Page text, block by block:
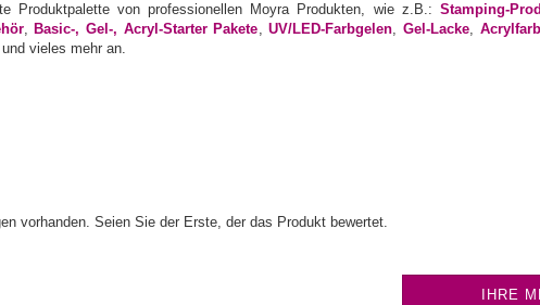
Produktpalette von professionellen Moyra Produkten, wie z.B.: Stamping-
, Basic-, Gel-, Acryl-Starter Pakete,UV/LED-Farbgelen, Gel-Lacke,
und vieles mehr an.
vorhanden. Seien Sie der Erste, der das Produkt bewertet.
IHRE